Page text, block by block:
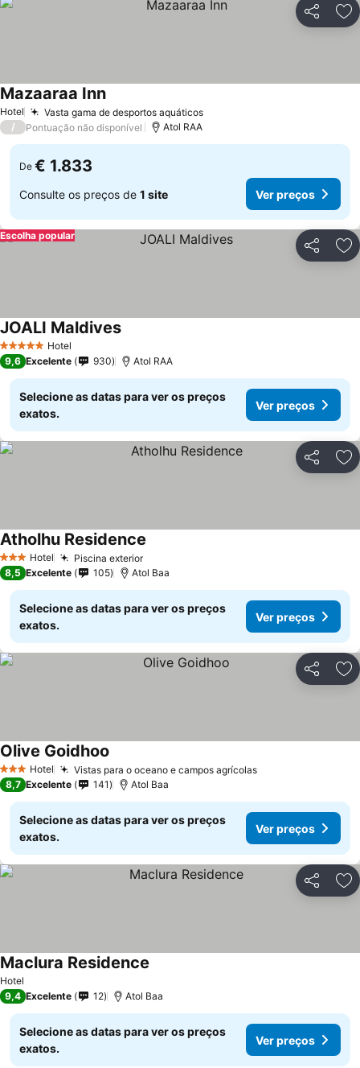
Partilhar
Hotel Vasta gama de desportos aquáticosVer preços
Mazaaraa InnVer preços
/ Pontuação não disponível Atol RAA
De € 1.833
Consulte os preços de 1 site Ver preços
Partilhar
Escolha popular
5 Estrelas Hotel
JOALI MaldivesVer preços
9,6 Excelente 930 Atol RAA
Selecione as datas para ver os preços
exatos.
Ver preços
Partilhar
3 EstrelasHotel Piscina exteriorVer preços
Atholhu Residence
8,5 Excelente 105 Atol Baa
Selecione as datas para ver os preços
exatos.
Ver preços
Partilhar
3 EstrelasHotel Vistas para o oceano e campos agrícolasVer preços
Olive Goidhoo
8,7 Excelente 141 Atol Baa
Selecione as datas para ver os preços
exatos.
Ver preços
Partilhar
Hotel
Maclura Residence
9,4 Excelente 12 Atol Baa
Selecione as datas para ver os preços
exatos.
Ver preços